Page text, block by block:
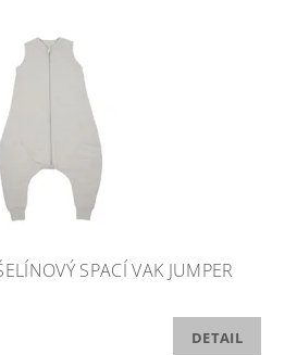
SPACÍ VAK JUMPER
DETAIL